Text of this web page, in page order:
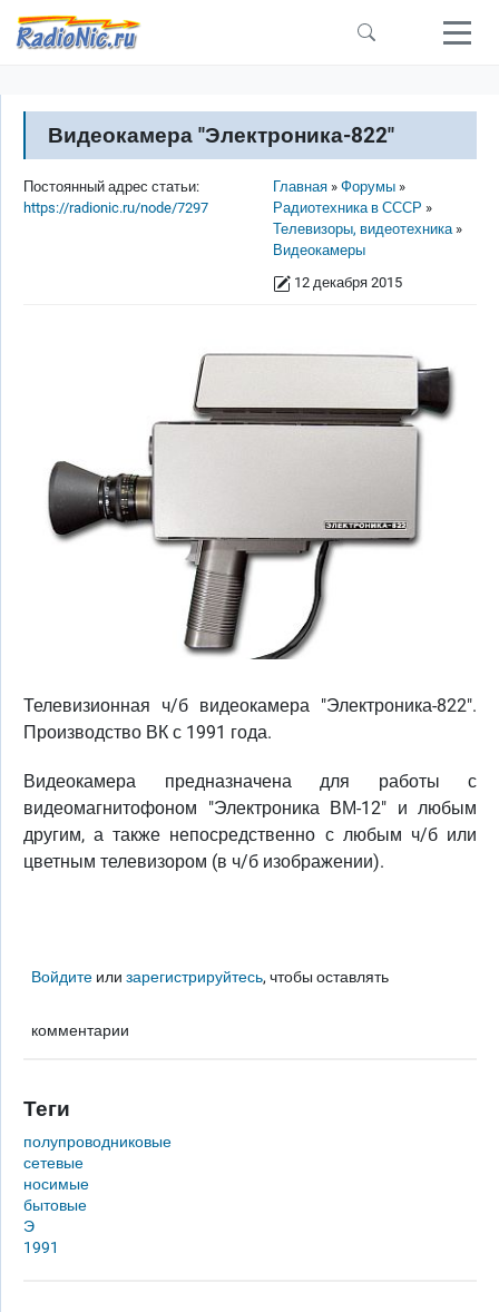
Перейти к основному содержанию
Видеокамера "Электроника-822"
Строка навигации
Главная
Форумы
Радиотехника в СССР
Телевизоры, видеотехника
Видеокамеры
12 декабря 2015
Постоянный адрес статьи:
https://radionic.ru/node/7297
Телевизионная ч/б видеокамера "Электроника-822".
Производство ВК с 1991 года.
Видеокамера предназначена для работы с
видеомагнитофоном "Электроника ВМ-12" и любым
другим, а также непосредственно с любым ч/б или
цветным телевизором (в ч/б изображении).
Войдите илизарегистрируйтесь, чтобы оставлять
комментарии
Теги
полупроводниковые
сетевые
носимые
бытовые
Э
1991